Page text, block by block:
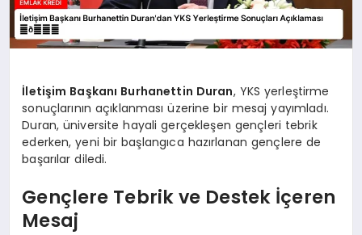
İletişim Başkanı Burhanettin Duran, YKS yerleştirme
sonuçlarının açıklanması üzerine bir mesaj yayımladı.
Duran, üniversite hayali gerçekleşen gençleri tebrik
ederken, yeni bir başlangıca hazırlanan gençlere de
başarılar diledi.
Gençlere Tebrik ve Destek İçeren
Mesaj